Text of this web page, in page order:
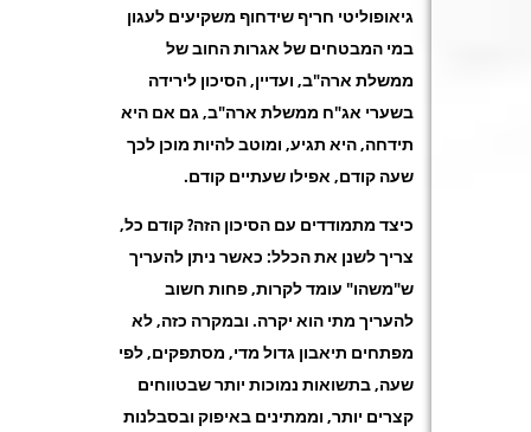
גיאופוליטי חריף שידחוף משקיעים לעגון
במי המבטחים של אגרות החוב של
ממשלת ארה"ב, ועדיין, הסיכון לירידה
בשערי אג"ח ממשלת ארה"ב, גם אם היא
תידחה, היא תגיע, ומוטב להיות מוכן לכך
שעה קודם, אפילו שעתיים קודם.
כיצד מתמודדים עם הסיכון הזה? קודם כל,
צריך לשנן את הכלל: כאשר ניתן להעריך
ש"משהו" עומד לקרות, פחות חשוב
להעריך מתי הוא יקרה. ובמקרה כזה, לא
מפתחים תיאבון גדול מדי, מסתפקים, לפי
שעה, בתשואות נמוכות יותר שבטווחים
קצרים יותר, וממתינים באיפוק ובסבלנות